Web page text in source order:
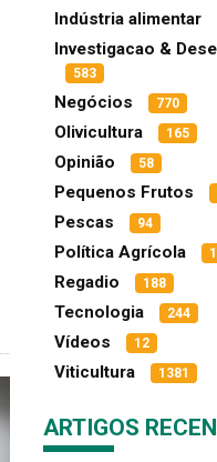
Indústria alimentar
Investigacao &
583
Negócios 770
Olivicultura 165
Opinião 58
Pequenos Frutos
Pescas 94
Política Agrícola
Regadio 188
Tecnologia 244
Vídeos 12
Viticultura 1381
ARTIGOS